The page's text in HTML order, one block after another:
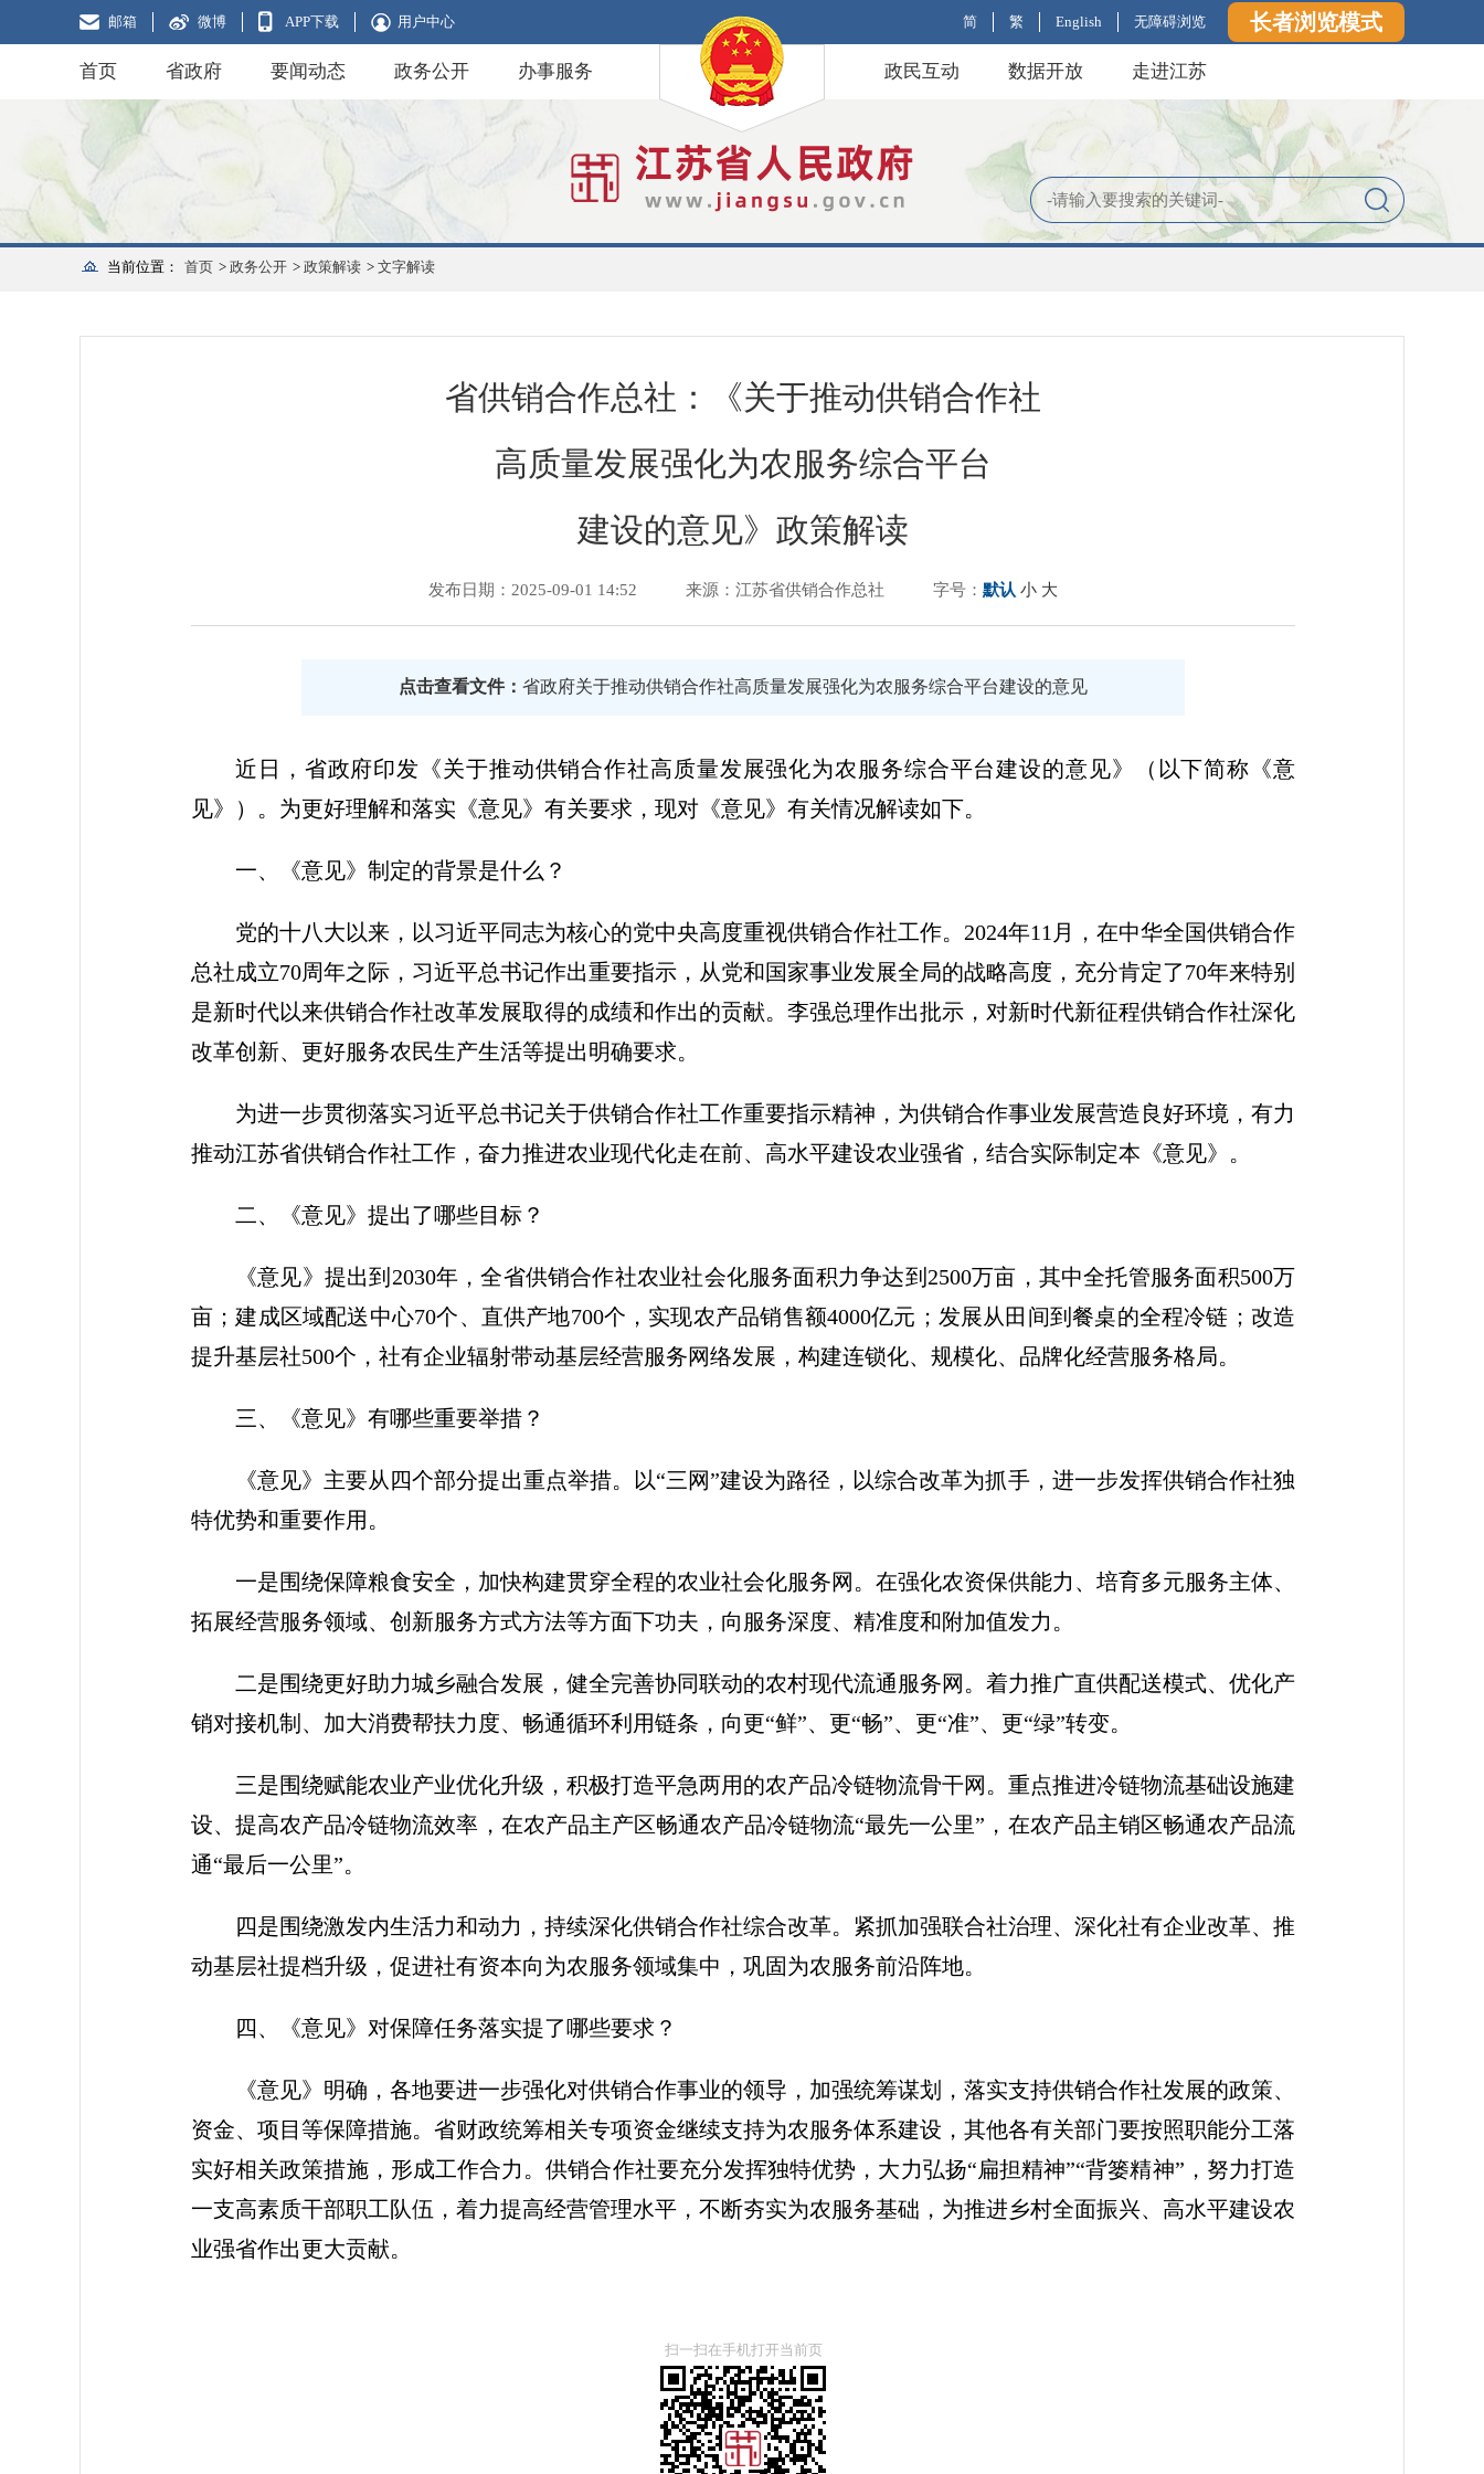
邮箱 微博 APP下载 用户中心 简 繁 English 无障碍浏览 长者浏览模式
首页 省政府 要闻动态 政务公开 办事服务 政民互动 数据开放 走进江苏
当前位置： 首页 > 政务公开 > 政策解读 > 文字解读
​省供销合作总社：《关于推动供销合作社
高质量发展强化为农服务综合平台
建设的意见》政策解读
发布日期：2025-09-01 14:52 来源：​江苏省供销合作总社 字号： 默认 小 大
点击查看文件： 省政府关于推动供销合作社高质量发展强化为农服务综合平台建设的意见
近日，省政府印发 《关于推动供销合作社高质量发展强化为农服务综合平台建设的意见》
（以下简称《意
见》）。为更好理解和落实《意见》有关要求，现对《意见》有关情况解读如下。
一、《意见》制定的背景是什么？
党的十八大以来，以习近平同志为核心的党中央高度重视供销合作社工作。2024年11月，在中华全国供销合作
总社成立70周年之际，习近平总书记作出重要指示，从党和国家事业发展全局的战略高度，充分肯定了70年来特别
是新时代以来供销合作社改革发展取得的成绩和作出的贡献。李强总理作出批示，对新时代新征程供销合作社深化
改革创新、更好服务农民生产生活等提出明确要求。
为进一步贯彻落实习近平总书记关于供销合作社工作重要指示精神，为供销合作事业发展营造良好环境，有力
推动江苏省供销合作社工作，奋力推进农业现代化走在前、高水平建设农业强省，结合实际制定本《意见》。
二、《意见》提出了哪些目标？
《意见》提出到2030年，全省供销合作社农业社会化服务面积力争达到2500万亩，其中全托管服务面积500万
亩；建成区域配送中心70个、直供产地700个，实现农产品销售额4000亿元；发展从田间到餐桌的全程冷链；改造
提升基层社500个，社有企业辐射带动基层经营服务网络发展，构建连锁化、规模化、品牌化经营服务格局。
三、《意见》有哪些重要举措？
《意见》主要从四个部分提出重点举措。以“三网”建设为路径，以综合改革为抓手，进一步发挥供销合作社独
特优势和重要作用。
一是围绕保障粮食安全，加快构建贯穿全程的农业社会化服务网。在强化农资保供能力、培育多元服务主体、
拓展经营服务领域、创新服务方式方法等方面下功夫，向服务深度、精准度和附加值发力。
二是围绕更好助力城乡融合发展，健全完善协同联动的农村现代流通服务网。着力推广直供配送模式、优化产
销对接机制、加大消费帮扶力度、畅通循环利用链条，向更“鲜”、更“畅”、更“准”、更“绿”转变。
三是围绕赋能农业产业优化升级，积极打造平急两用的农产品冷链物流骨干网。重点推进冷链物流基础设施建
设、提高农产品冷链物流效率，在农产品主产区畅通农产品冷链物流“最先一公里”，在农产品主销区畅通农产品流
通“最后一公里”。
四是围绕激发内生活力和动力，持续深化供销合作社综合改革。紧抓加强联合社治理、深化社有企业改革、推
动基层社提档升级，促进社有资本向为农服务领域集中，巩固为农服务前沿阵地。
四、《意见》对保障任务落实提了哪些要求？
《意见》明确，各地要进一步强化对供销合作事业的领导，加强统筹谋划，落实支持供销合作社发展的政策、
资金、项目等保障措施。省财政统筹相关专项资金继续支持为农服务体系建设，其他各有关部门要按照职能分工落
实好相关政策措施，形成工作合力。供销合作社要充分发挥独特优势，大力弘扬“扁担精神”“背篓精神”，努力打造
一支高素质干部职工队伍，着力提高经营管理水平，不断夯实为农服务基础，为推进乡村全面振兴、高水平建设农
业强省作出更大贡献。
扫一扫在手机打开当前页